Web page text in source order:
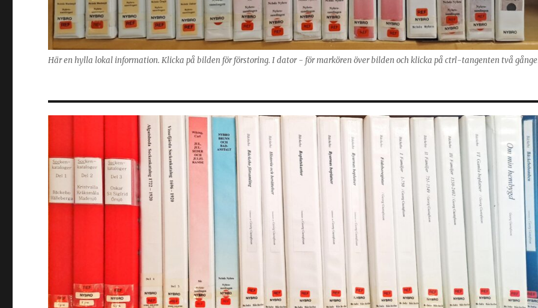
Här en hylla lokal information. Klicka på bilden för förstoring. I dator - för markören över bilden och klicka på ctrl-tangenten två